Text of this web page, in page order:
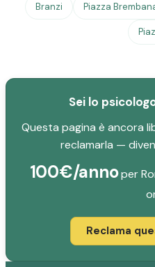
Branzi Piazza
Sei lo
Questa pagina è ancora
reclamarla —
100€/annoper
Reclama